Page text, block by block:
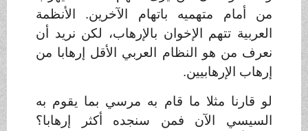
من أمام متهميه باتهام الآخرين. الأنظمة
العربية تتهم الإخوان بالإرهاب، لكن نريد أن
نعرف من هو النظام العربي الأقل إرهابا من
إرهاب الإرهابيين.
لو قارنا مثلا ما قام به مرسي بما يقوم به
السيسي الآن فمن سنجده أكثر إرهابا؟